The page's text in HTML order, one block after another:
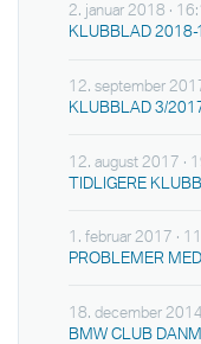
2. januar 2018 ·
KLUBBLAD 2018-
12. september
KLUBBLAD 3/
12. august 2017 ·
TIDLIGERE
1. februar 2017 ·
PROBLEMER
18. december
BMW CLUB